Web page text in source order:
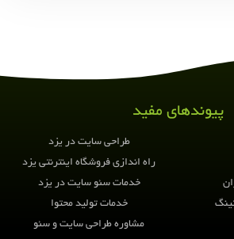
پیوندهای مفید
طراحی سایت در یزد
راه اندازی فروشگاه اینترنتی یزد
خدمات سئو سایت در یزد
خدمات تولید محتوا
مشاوره طراحی سایت و سئو